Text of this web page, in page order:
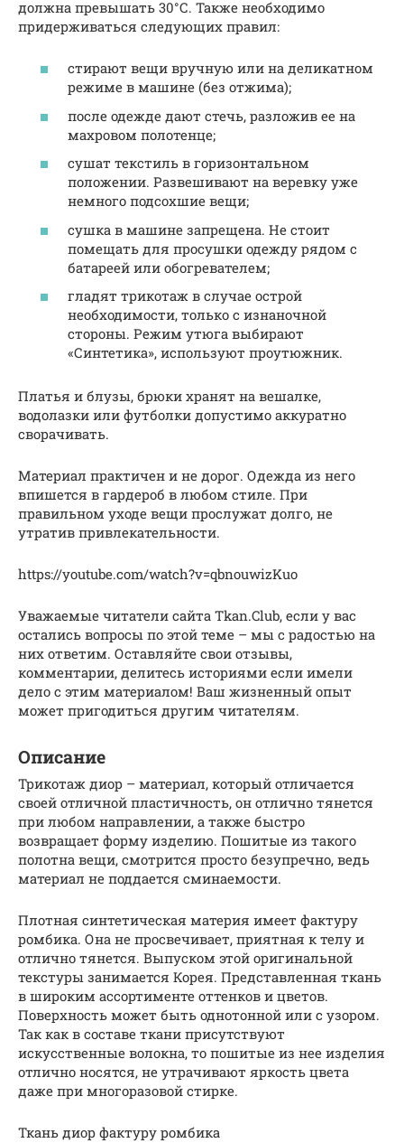
должна превышать 30°С. Также необходимо
придерживаться следующих правил:
стирают вещи вручную или на деликатном
режиме в машине (без отжима);
после одежде дают стечь, разложив ее на
махровом полотенце;
сушат текстиль в горизонтальном
положении. Развешивают на веревку уже
немного подсохшие вещи;
сушка в машине запрещена. Не стоит
помещать для просушки одежду рядом с
батареей или обогревателем;
гладят трикотаж в случае острой
необходимости, только с изнаночной
стороны. Режим утюга выбирают
«Синтетика», используют проутюжник.
Платья и блузы, брюки хранят на вешалке,
водолазки или футболки допустимо аккуратно
сворачивать.
Материал практичен и не дорог. Одежда из него
впишется в гардероб в любом стиле. При
правильном уходе вещи прослужат долго, не
утратив привлекательности.
https://youtube.com/watch?v=qbnouwizKuo
Уважаемые читатели сайта Tkan.Club, если у вас
остались вопросы по этой теме – мы с радостью на
них ответим. Оставляйте свои отзывы,
комментарии, делитесь историями если имели
дело с этим материалом! Ваш жизненный опыт
может пригодиться другим читателям.
Описание
Трикотаж диор – материал, который отличается
своей отличной пластичность, он отлично тянется
при любом направлении, а также быстро
возвращает форму изделию. Пошитые из такого
полотна вещи, смотрится просто безупречно, ведь
материал не поддается сминаемости.
Плотная синтетическая материя имеет фактуру
ромбика. Она не просвечивает, приятная к телу и
отлично тянется. Выпуском этой оригинальной
текстуры занимается Корея. Представленная ткань
в широким ассортименте оттенков и цветов.
Поверхность может быть однотонной или с узором.
Так как в составе ткани присутствуют
искусственные волокна, то пошитые из нее изделия
отлично носятся, не утрачивают яркость цвета
даже при многоразовой стирке.
Ткань диор фактуру ромбика